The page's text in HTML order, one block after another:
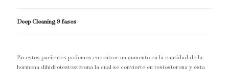
Deep Cleaning 9 fases
En estos pacientes podemos encontrar un aumento en la cantidad de la
hormona dihidrotestosterona la cual se convierte en testosterona y ésta